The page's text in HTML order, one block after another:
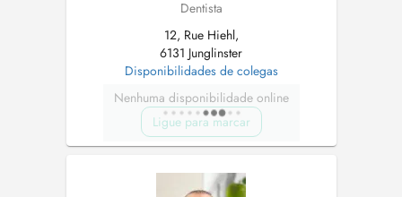
Dentista
12, Rue Hiehl,
6131 Junglinster
Disponibilidades de colegas
Nenhuma disponibilidade online
Ligue para marcar